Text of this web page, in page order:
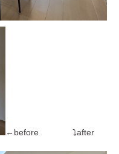
←before ⤵after